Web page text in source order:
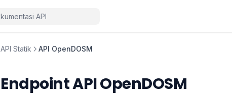
API Statik API OpenDOSM
Endpoint API OpenDOSM